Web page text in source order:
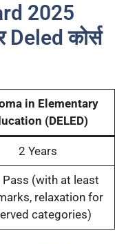
2025
Deled कोर्स
in Elementary
(DELED)
2 Years
Pass (with at least
relaxation for
categories)